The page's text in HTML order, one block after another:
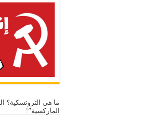
الماركسية”!